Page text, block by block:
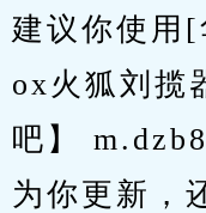
建议你使用
ox火狐刘揽
吧】
为你更新，